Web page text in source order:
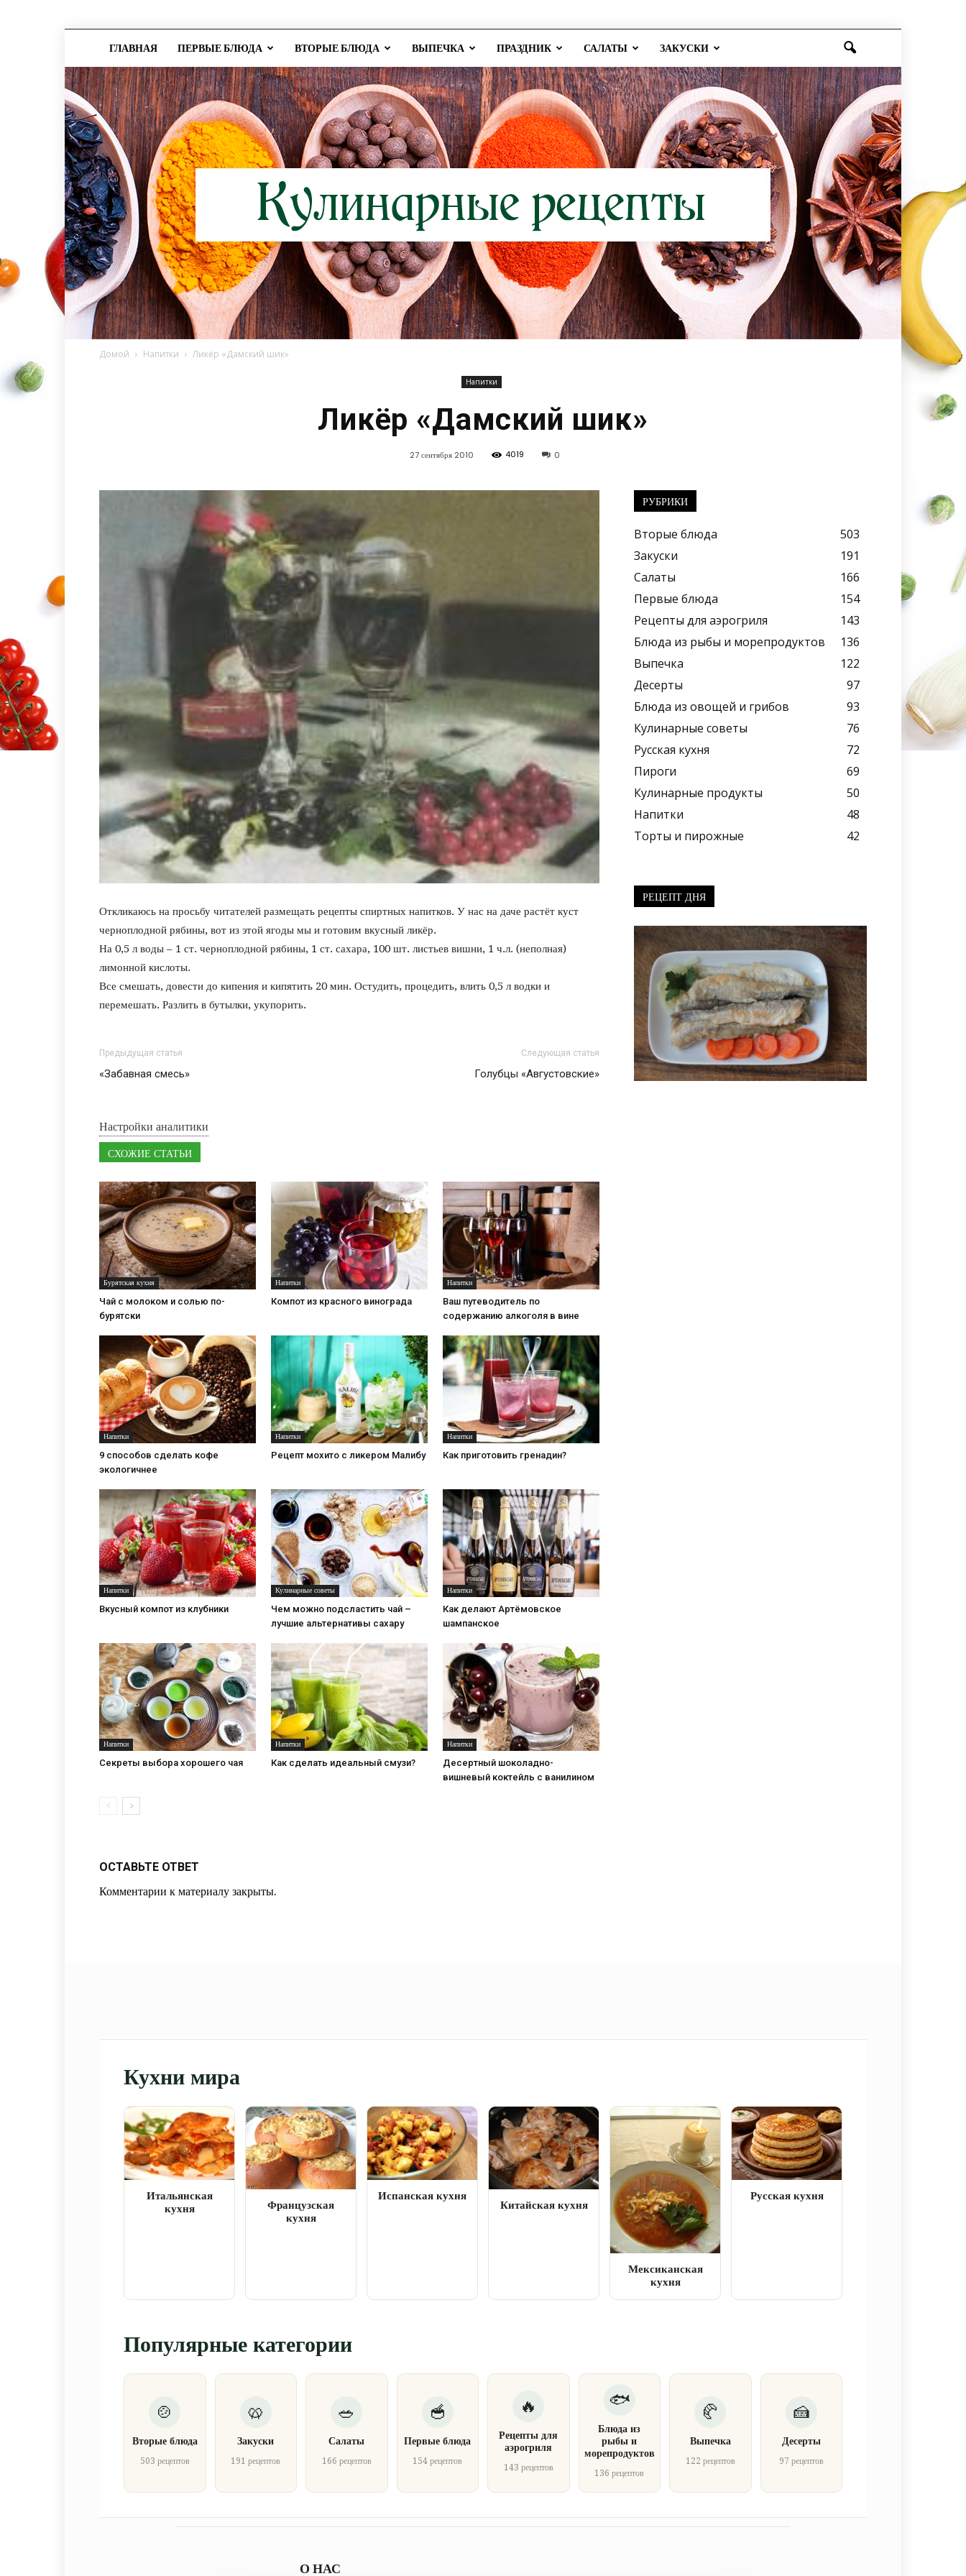
ГЛАВНАЯ ПЕРВЫЕ БЛЮДА ВТОРЫЕ БЛЮДА ВЫПЕЧКА ПРАЗДНИК САЛАТЫ ЗАКУСКИ
блюда
+
Домой Напитки Ликёр «Дамский шик»
Напитки
Ликёр «Дамский шик»
27 сентября 2010 4019 0
Откликаюсь на просьбу читателей размещать рецепты спиртных напитков. У нас на даче растёт куст
черноплодной рябины, вот из этой ягоды мы и готовим вкусный ликёр.
На 0,5 л воды – 1 ст. черноплодной рябины, 1 ст. сахара, 100 шт. листьев вишни, 1 ч.л. (неполная)
лимонной кислоты.
Все смешать, довести до кипения и кипятить 20 мин. Остудить, процедить, влить 0,5 л водки и
перемешать. Разлить в бутылки, укупорить.
Предыдущая статья
«Забавная смесь»
Следующая статья
Голубцы «Августовские»
Настройки аналитики
СХОЖИЕ СТАТЬИ
Бурятская кухня
Чай с молоком и солью по-
бурятски
Напитки
Компот из красного винограда
Напитки
Ваш путеводитель по
содержанию алкоголя в вине
Напитки
9 способов сделать кофе
экологичнее
Напитки
Рецепт мохито с ликером Малибу
Напитки
Как приготовить гренадин?
Напитки
Вкусный компот из клубники
Кулинарные советы
Чем можно подсластить чай –
лучшие альтернативы сахару
Напитки
Как делают Артёмовское
шампанское
Напитки
Секреты выбора хорошего чая
Напитки
Как сделать идеальный смузи?
Напитки
Десертный шоколадно-
вишневый коктейль с ванилином
ОСТАВЬТЕ ОТВЕТ
Комментарии к материалу закрыты.
РУБРИКИ
Вторые блюда
503
Закуски
191
Салаты
166
Первые блюда
154
Рецепты для аэрогриля
143
Блюда из рыбы и морепродуктов
136
Выпечка
122
Десерты
97
Блюда из овощей и грибов
93
Кулинарные советы
76
Русская кухня
72
Пироги
69
Кулинарные продукты
50
Напитки
48
Торты и пирожные
42
РЕЦЕПТ ДНЯ
Кухни мира
Итальянская
кухня
Французская
кухня
Испанская кухня
Китайская кухня
Мексиканская
кухня
Русская кухня
Популярные категории
Вторые блюда
503 рецептов
Закуски
191 рецептов
Салаты
166 рецептов
Первые блюда
154 рецептов
Рецепты для
аэрогриля
143 рецептов
Блюда из
рыбы и
морепродуктов
136 рецептов
Выпечка
122 рецептов
Десерты
97 рецептов
О НАС